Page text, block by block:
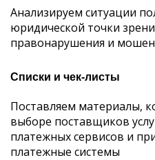
Анализируем ситуации
юридической точки
правонарушения и
Списки и чек-листы
Поставляем материалы,
выборе поставщиков
платежных сервисов и
платежные системы